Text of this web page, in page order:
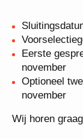
Eerste
november
Optioneel
november
Wij horen